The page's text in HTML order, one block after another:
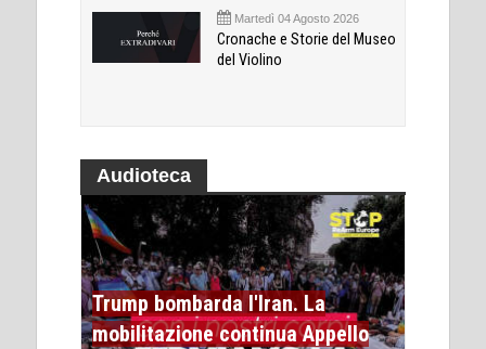
Martedì 04 Agosto 2026
Cronache e Storie del Museo
del Violino
Audioteca
Trump bombarda l'Iran. La
mobilitazione continua Appello